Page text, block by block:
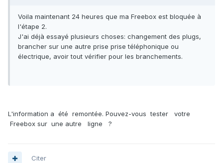
Voila maintenant 24 heures que ma Freebox est bloquée à
l'étape 2.
J'ai déjà essayé plusieurs choses: changement des plugs,
brancher sur une autre prise prise téléphonique ou
électrique, avoir tout vérifier pour les branchements.
L'information a été remontée. Pouvez-vous tester votre
Freebox sur une autre ligne ?
Citer